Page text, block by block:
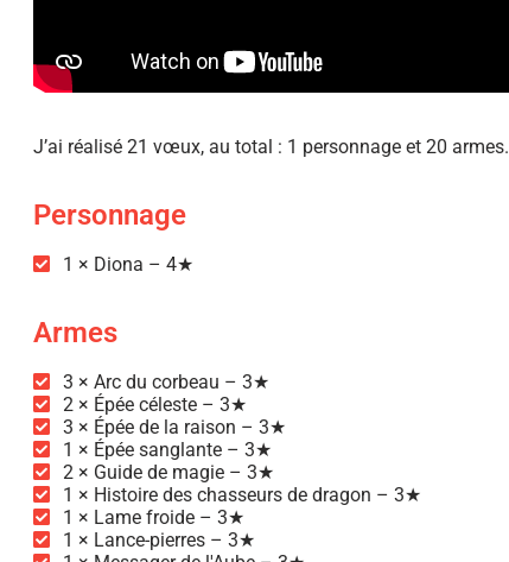
J’ai réalisé 21 vœux, au total : 1 personnage et 20 armes.
Personnage
1 × Diona – 4★
Armes
3 × Arc du corbeau – 3★
2 × Épée céleste – 3★
3 × Épée de la raison – 3★
1 × Épée sanglante – 3★
2 × Guide de magie – 3★
1 × Histoire des chasseurs de dragon – 3★
1 × Lame froide – 3★
1 × Lance-pierres – 3★